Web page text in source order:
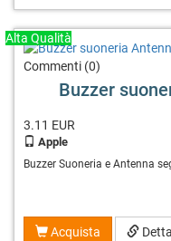
Alta Qualità
Commenti (0)
Buzzer
3.11 EUR
Apple
Buzzer Suoneria e Antenna
Acquista